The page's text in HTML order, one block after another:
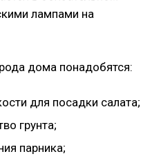
лампами на
дома понадобятся:
для посадки салата;
грунта;
парника;